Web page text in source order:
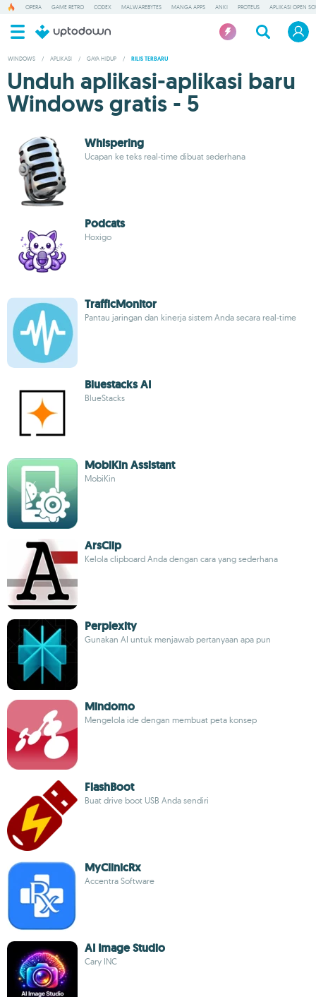
OPERA GAME RETRO CODEX MALWAREBYTES MANGA APPS ANKI PROTEUS APLIKASI OPEN
WINDOWS / APLIKASI / GAYA HIDUP / RILIS TERBARU
Unduh aplikasi-aplikasi baru
Windows gratis - 5
Whispering
Ucapan ke teks real-time dibuat sederhana
Podcats
Hoxigo
TrafficMonitor
Pantau jaringan dan kinerja sistem Anda secara real-time
Bluestacks AI
BlueStacks
MobiKin Assistant
MobiKin
ArsClip
Kelola clipboard Anda dengan cara yang sederhana
Perplexity
Gunakan AI untuk menjawab pertanyaan apa pun
Mindomo
Mengelola ide dengan membuat peta konsep
FlashBoot
Buat drive boot USB Anda sendiri
MyClinicRx
Accentra Software
AI Image Studio
Cary INC